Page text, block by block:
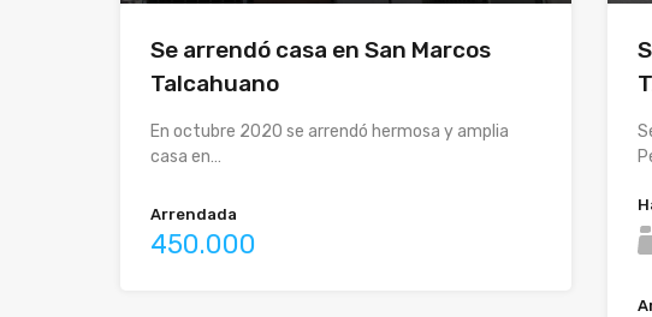
Se arrendó casa en San Marcos
Talcahuano
En octubre 2020 se arrendó hermosa y amplia
casa en…
Arrendada
450.000